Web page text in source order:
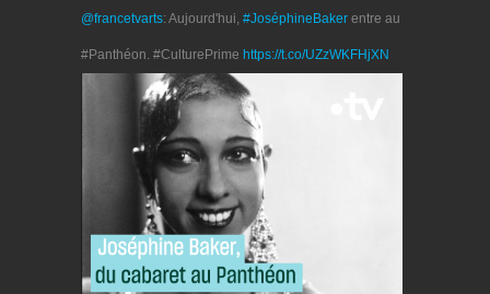
@francetvarts: Aujourd'hui, #JoséphineBaker entre au
#Panthéon. #CulturePrime https://t.co/UZzWKFHjXN